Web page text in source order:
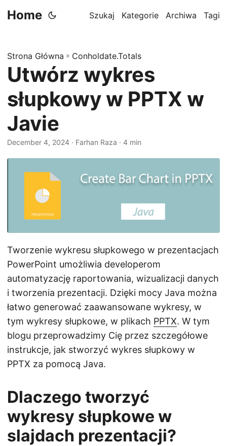
Home Szukaj Kategorie Archiwa Tagi
Strona Główna » Conholdate.Totals
Utwórz wykres
słupkowy w PPTX w
Javie
December 4, 2024 ‎ · Farhan Raza · 4 min
Tworzenie wykresu słupkowego w prezentacjach
PowerPoint umożliwia developerom
automatyzację raportowania, wizualizacji danych
i tworzenia prezentacji. Dzięki mocy Java można
łatwo generować zaawansowane wykresy, w
tym wykresy słupkowe, w plikach PPTX. W tym
blogu przeprowadzimy Cię przez szczegółowe
instrukcje, jak stworzyć wykres słupkowy w
PPTX za pomocą Java.
Dlaczego tworzyć
wykresy słupkowe w
slajdach prezentacji?